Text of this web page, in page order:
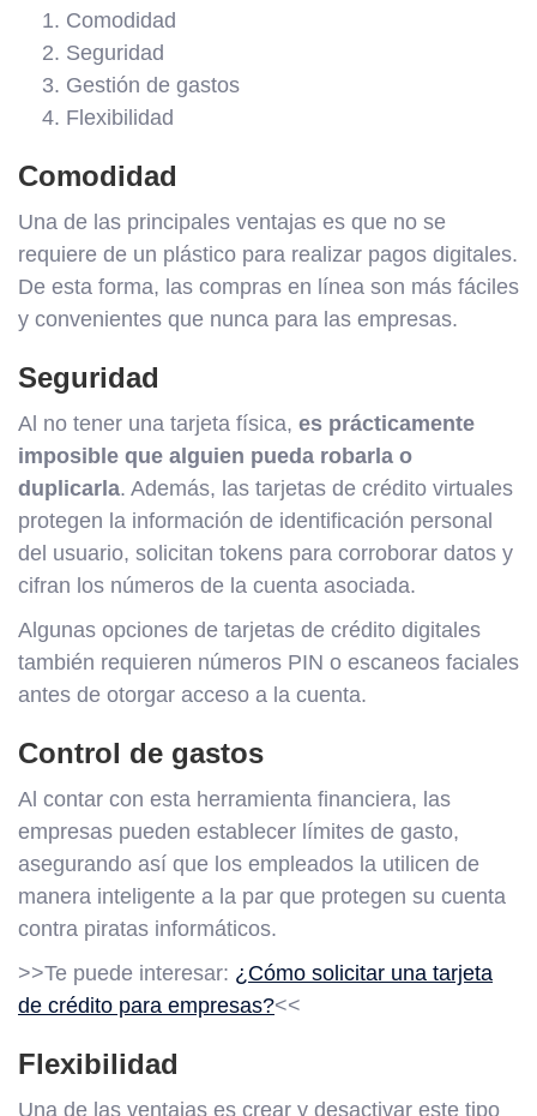
Comodidad
Seguridad
Gestión de gastos
Flexibilidad
Comodidad
Una de las principales ventajas es que no se
requiere de un plástico para realizar pagos digitales.
De esta forma, las compras en línea son más fáciles
y convenientes que nunca para las empresas.
Seguridad
Al no tener una tarjeta física, es prácticamente
imposible que alguien pueda robarla o
duplicarla. Además, las tarjetas de crédito virtuales
protegen la información de identificación personal
del usuario, solicitan tokens para corroborar datos y
cifran los números de la cuenta asociada.
Algunas opciones de tarjetas de crédito digitales
también requieren números PIN o escaneos faciales
antes de otorgar acceso a la cuenta.
Control de gastos
Al contar con esta herramienta financiera, las
empresas pueden establecer límites de gasto,
asegurando así que los empleados la utilicen de
manera inteligente a la par que protegen su cuenta
contra piratas informáticos.
>>Te puede interesar: ¿Cómo solicitar una tarjeta
de crédito para empresas?<<
Flexibilidad
Una de las ventajas es crear y desactivar este tipo